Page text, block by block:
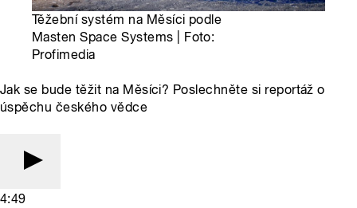
Těžební systém na Měsíci podle
Masten Space Systems | Foto:
Profimedia
Jak se bude těžit na Měsíci? Poslechněte si reportáž o
úspěchu českého vědce
4:49